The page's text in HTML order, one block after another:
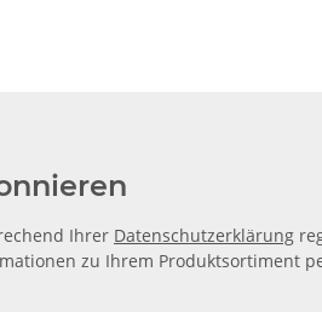
Ihrer Datenschutzerklärung
zu Ihrem Produktsortiment